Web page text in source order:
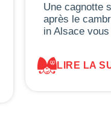
Une cagnotte
après le
in Alsace
LIRE LA